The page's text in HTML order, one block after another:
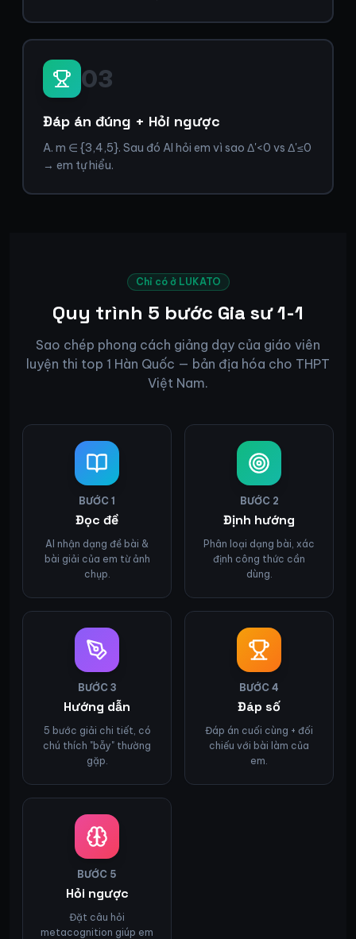
03
Đáp án đúng + Hỏi ngược
A. m ∈ {3,4,5}. Sau đó AI hỏi em vì sao Δ'<0 vs Δ'≤0
→ em tự hiểu.
Chỉ có ở LUKATO
Quy trình 5 bước Gia sư 1-1
Sao chép phong cách giảng dạy của giáo viên
luyện thi top 1 Hàn Quốc — bản địa hóa cho THPT
Việt Nam.
BƯỚC 1
Đọc đề
AI nhận dạng đề bài &
bài giải của em từ ảnh
chụp.
BƯỚC 2
Định hướng
Phân loại dạng bài, xác
định công thức cần
dùng.
BƯỚC 3
Hướng dẫn
5 bước giải chi tiết, có
chú thích "bẫy" thường
gặp.
BƯỚC 4
Đáp số
Đáp án cuối cùng + đối
chiếu với bài làm của
em.
BƯỚC 5
Hỏi ngược
Đặt câu hỏi
metacognition giúp em